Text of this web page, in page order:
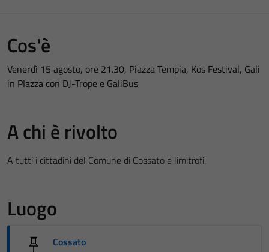
Cos'è
Venerdì 15 agosto, ore 21.30, Piazza Tempia, Kos Festival, Gali
in PIazza con DJ-Trope e GaliBus
A chi è rivolto
A tutti i cittadini del Comune di Cossato e limitrofi.
Luogo
Cossato